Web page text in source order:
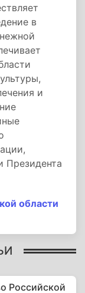
в
и
Президента
области
Российской